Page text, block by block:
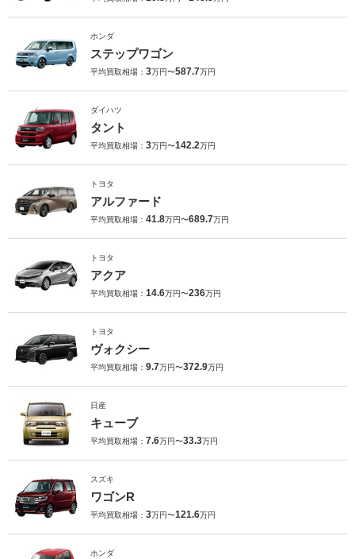
ホンダ
ステップワゴン
平均買取相場： 3万円〜587.7万円
ダイハツ
タント
平均買取相場： 3万円〜142.2万円
トヨタ
アルファード
平均買取相場： 41.8万円〜689.7万円
トヨタ
アクア
平均買取相場： 14.6万円〜236万円
トヨタ
ヴォクシー
平均買取相場： 9.7万円〜372.9万円
日産
キューブ
平均買取相場： 7.6万円〜33.3万円
スズキ
ワゴンR
平均買取相場： 3万円〜121.6万円
ホンダ